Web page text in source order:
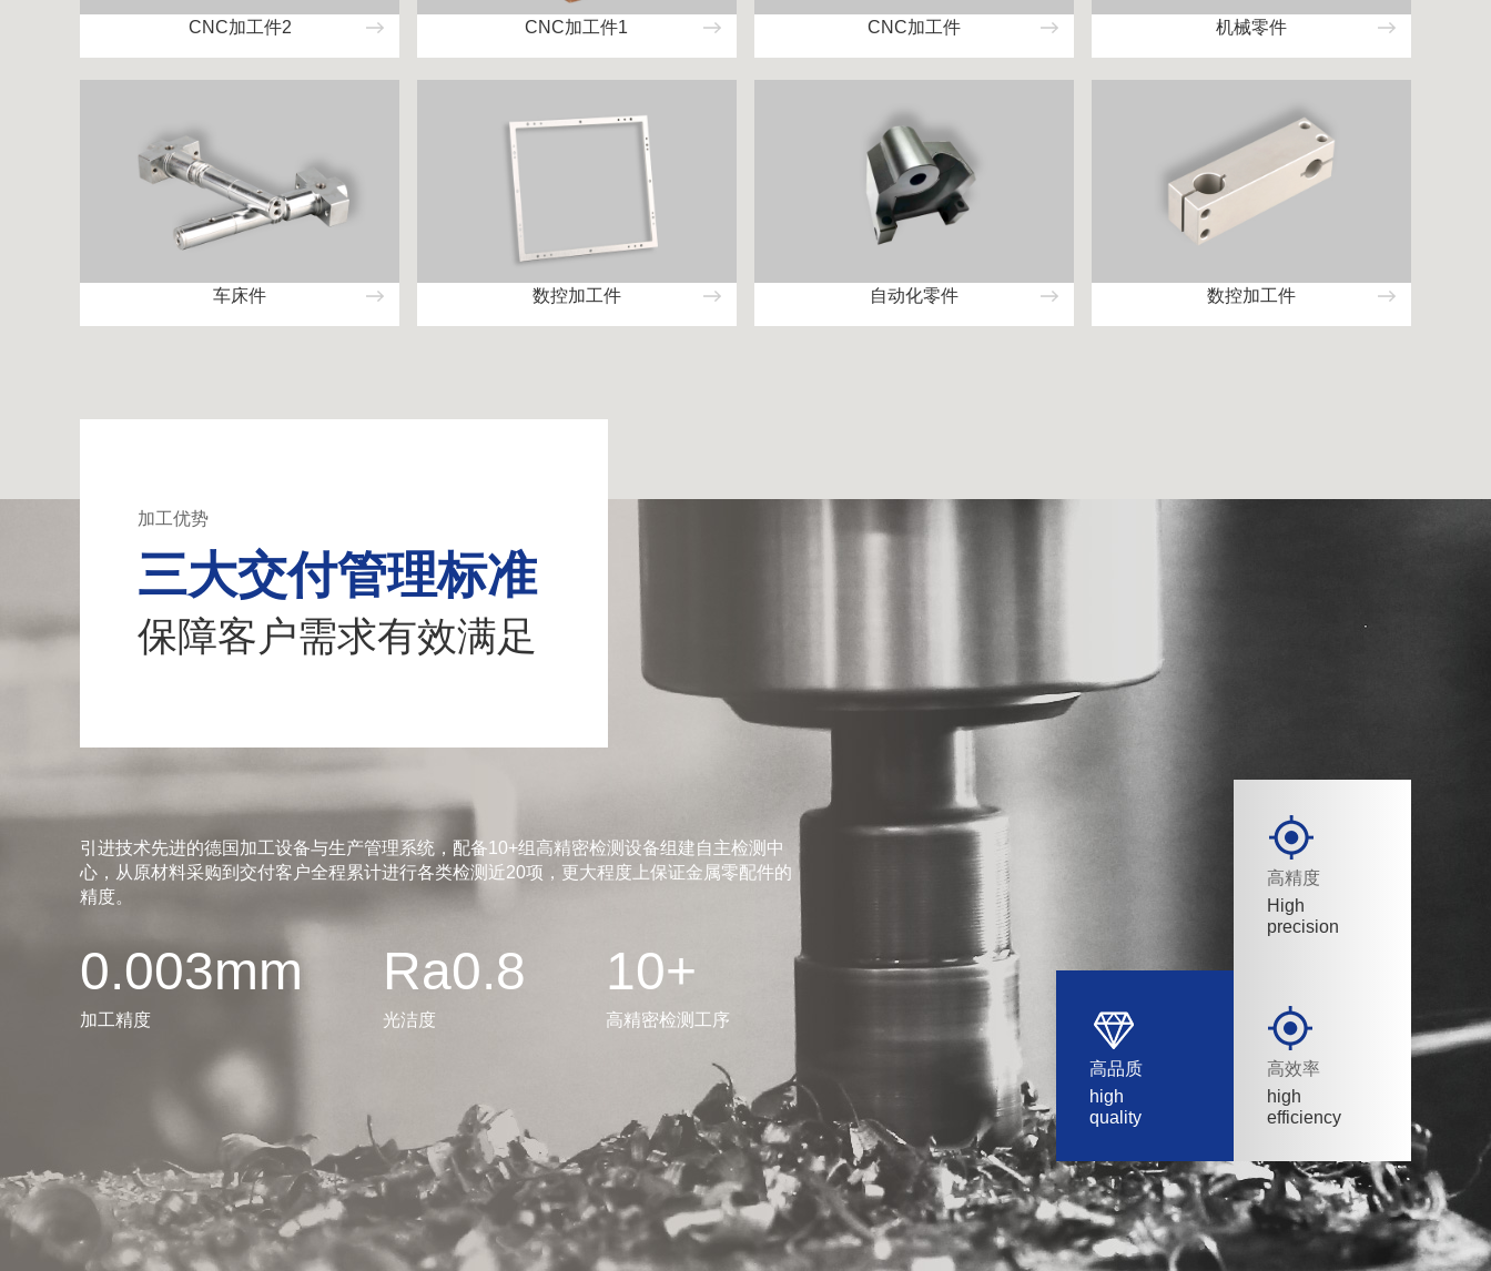
CNC加工件2 CNC加工件1 CNC加工件 机械零件
车床件 数控加工件 自动化零件 数控加工件
加工优势
三大交付管理标准
保障客户需求有效满足
引进技术先进的德国加工设备与生产管理系统，配备10+组高精密检测设备组建自主检测中
心，从原材料采购到交付客户全程累计进行各类检测近20项，更大程度上保证金属零配件的
精度。
0.003mm
加工精度
Ra0.8
光洁度
10+
高精密检测工序
高精度
High
precision
高品质
high
quality
高效率
high
efficiency